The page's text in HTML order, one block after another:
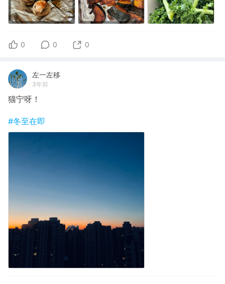
0 0 0
左一左移
3年前
猫宁呀！
#冬至在即